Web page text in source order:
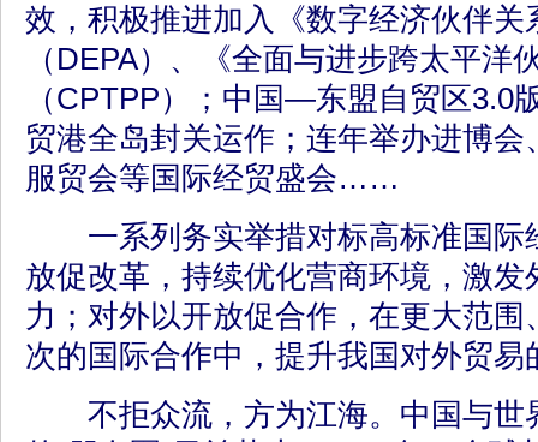
效，积极推进加入《数字经济伙伴关
（DEPA）、《全面与进步跨太平洋
（CPTPP）；中国—东盟自贸区3.0
贸港全岛封关运作；连年举办进博
服贸会等国际经贸盛会……
一系列务实举措对标高标准国际
放促改革，持续优化营商环境，激
力；对外以开放促合作，在更大范
次的国际合作中，提升我国对外贸易
不拒众流，方为江海。中国与世